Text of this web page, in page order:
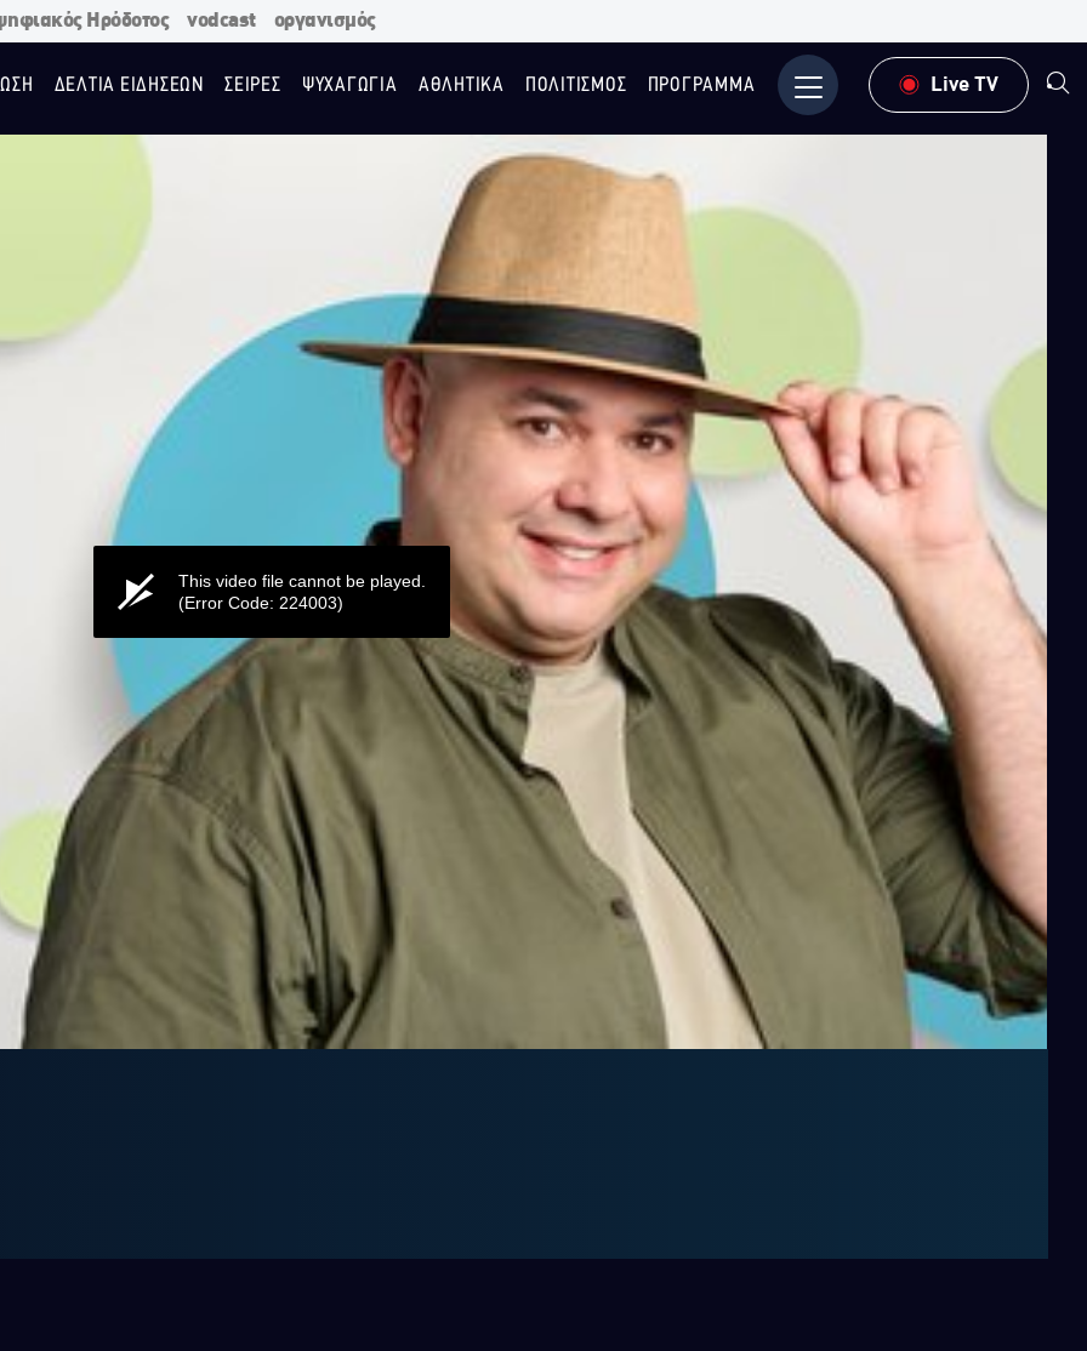
Ηρόδοτος vodcast οργανισμός
ΔΕΛΤΙΑ ΕΙΔΗΣΕΩΝ ΣΕΙΡΕΣ ΨΥΧΑΓΩΓΙΑ ΑΘΛΗΤΙΚΑ ΠΟΛΙΤΙΣΜΟΣ ΠΡΟΓΡΑΜΜΑ Μενού Live TV
This video file cannot be played.
(Error Code: 224003)